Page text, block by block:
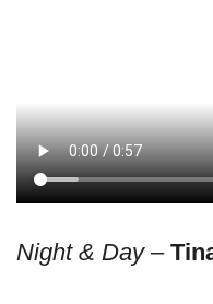
Night & Day–